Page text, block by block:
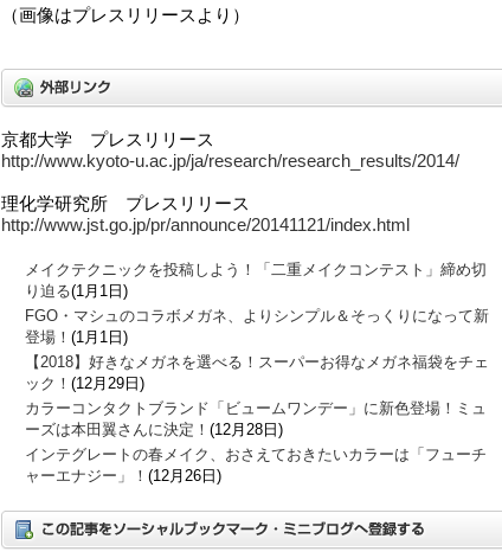
（画像はプレスリリースより）
京都大学 プレスリリース
http://www.kyoto-u.ac.jp/ja/research/research_results/2014/
理化学研究所 プレスリリース
http://www.jst.go.jp/pr/announce/20141121/index.html
メイクテクニックを投稿しよう！「二重メイクコンテスト」締め切
り迫る(1月1日)
FGO・マシュのコラボメガネ、よりシンプル＆そっくりになって新
登場！ (1月1日)
【2018】好きなメガネを選べる！スーパーお得なメガネ福袋をチェ
ック！ (12月29日)
カラーコンタクトブランド「ビュームワンデー」に新色登場！ミュ
ーズは本田翼さんに決定！ (12月28日)
インテグレートの春メイク、おさえておきたいカラーは「フューチ
ャーエナジー」！ (12月26日)